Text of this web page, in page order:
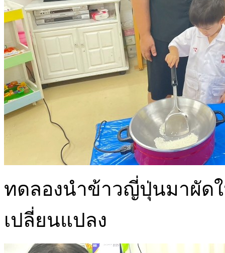
ทดลองนำข้าวญี่ปุ่นมาผัดใ
เปลี่ยนแปลง